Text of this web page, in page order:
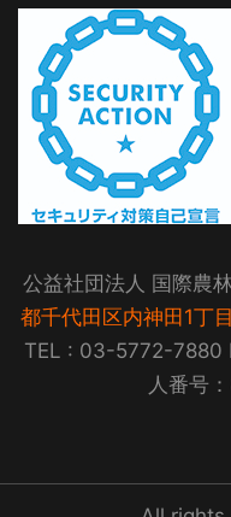
公益社団法人 国際農
都千代田区内神田1丁
TEL : 03-5772-
人番号